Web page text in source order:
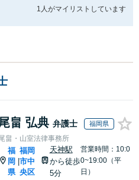
1人がマイリストしています
尾畠 弘典 弁護士 福岡県
畠・山室法律事務所
福
岡
県
|
福岡
市中
央区
天神駅
から徒歩
5分
営業時間：10:0
0~19:00（平
日）